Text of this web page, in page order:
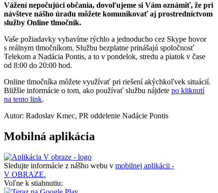
Vážení nepočujúci občania, dovoľujeme si Vám oznámiť, že pri
návšteve nášho úradu môžete komunikovať aj prostredníctvom
služby Online tlmočník.
Vaše požiadavky vybavíme rýchlo a jednoducho cez Skype hovor
s reálnym tlmočníkom. Službu bezplatne prinášajú spoločnosť
Telekom a Nadácia Pontis, a to v pondelok, stredu a piatok v čase
od 8:00 do 20:00 hod.
Online tlmočníka môžete využívať pri riešení akýchkoľvek situácií.
Bližšie informácie o tom, ako používať službu nájdete po kliknutí
na tento link.
Autor: Radoslav Kmec, PR oddelenie Nadácie Pontis
Mobilná aplikácia
Sledujte informácie z nášho webu v mobilnej aplikácii -
V OBRAZE.
Voľne k stiahnutiu: